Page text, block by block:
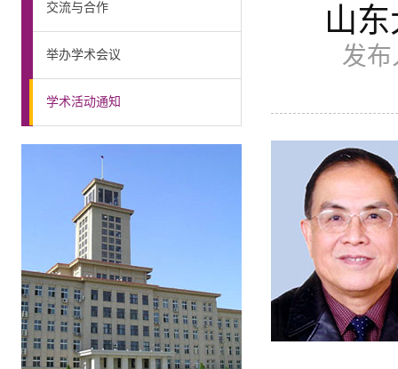
交流与合作
举办学术会议
学术活动通知
山
发